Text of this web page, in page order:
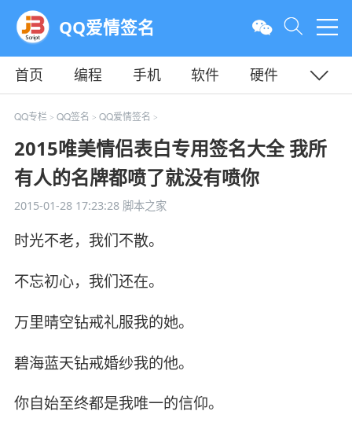
QQ爱情签名
首页 编程 手机 软件
硬件
教程
平面 服务器
QQ专栏> QQ签名 > QQ爱情签名 >
2015唯美情侣表白专用签名大全 我所
有人的名牌都喷了就没有喷你
2015-01-28 17:23:28脚本之家
时光不老，我们不散。
不忘初心，我们还在。
万里晴空钻戒礼服我的她。
碧海蓝天钻戒婚纱我的他。
你自始至终都是我唯一的信仰。